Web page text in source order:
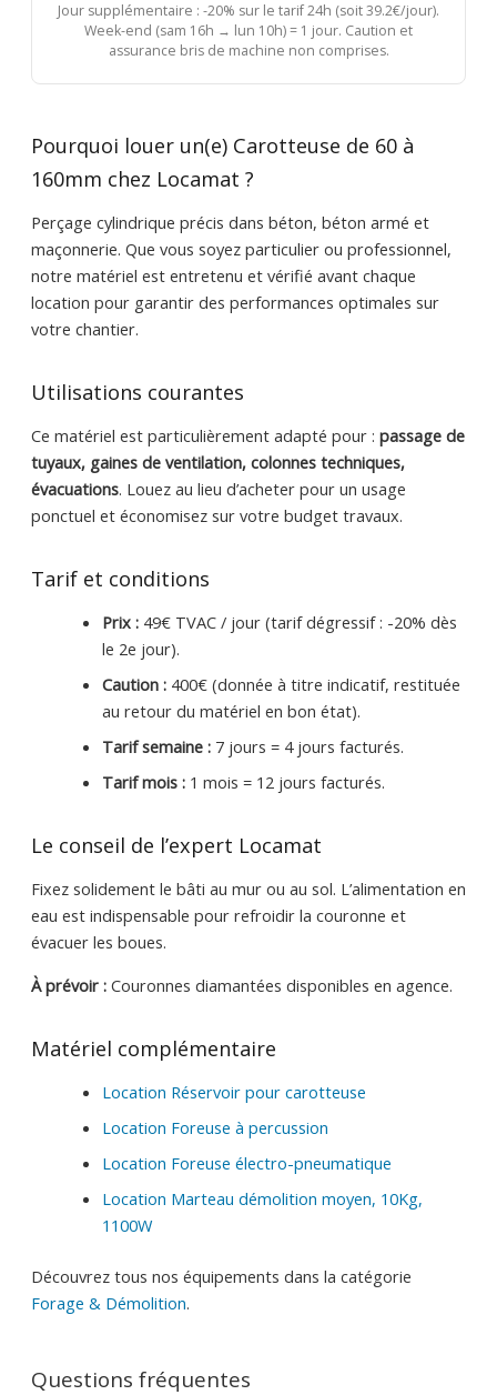
Jour supplémentaire : -20% sur le tarif 24h (soit 39.2€/jour).
Week-end (sam 16h → lun 10h) = 1 jour. Caution et
assurance bris de machine non comprises.
Pourquoi louer un(e) Carotteuse de 60 à
160mm chez Locamat ?
Perçage cylindrique précis dans béton, béton armé et
maçonnerie. Que vous soyez particulier ou professionnel,
notre matériel est entretenu et vérifié avant chaque
location pour garantir des performances optimales sur
votre chantier.
Utilisations courantes
Ce matériel est particulièrement adapté pour : passage de
tuyaux, gaines de ventilation, colonnes techniques,
évacuations. Louez au lieu d’acheter pour un usage
ponctuel et économisez sur votre budget travaux.
Tarif et conditions
Prix :49€ TVAC / jour (tarif dégressif : -20% dès
le 2e jour).
Caution :400€ (donnée à titre indicatif, restituée
au retour du matériel en bon état).
Tarif semaine :7 jours = 4 jours facturés.
Tarif mois :1 mois = 12 jours facturés.
Le conseil de l’expert Locamat
Fixez solidement le bâti au mur ou au sol. L’alimentation en
eau est indispensable pour refroidir la couronne et
évacuer les boues.
À prévoir :Couronnes diamantées disponibles en agence.
Matériel complémentaire
Location Réservoir pour carotteuse
Location Foreuse à percussion
Location Foreuse électro-pneumatique
Location Marteau démolition moyen, 10Kg,
1100W
Découvrez tous nos équipements dans la catégorie
Forage & Démolition.
Questions fréquentes